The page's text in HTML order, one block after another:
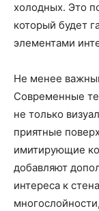
холодных. Это
который будет
элементами
Не менее
Современные
не только
приятные
имитирующие
добавляют
интереса к